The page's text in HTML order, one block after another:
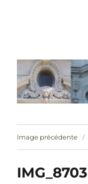
Image précédente
IMG_8703